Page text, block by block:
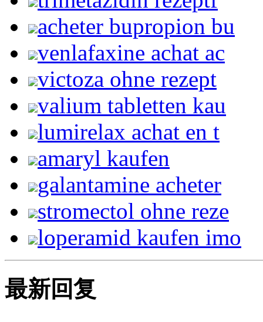
acheter bupropion bu
venlafaxine achat ac
victoza ohne rezept
valium tabletten kau
lumirelax achat en t
amaryl kaufen
galantamine acheter
stromectol ohne reze
loperamid kaufen imo
最新回复